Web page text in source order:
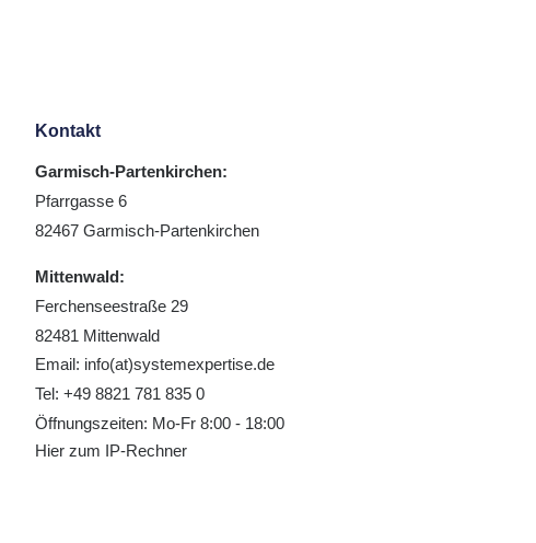
Kontakt
Garmisch-Partenkirchen:
Pfarrgasse 6
82467 Garmisch-Partenkirchen
Mittenwald:
Ferchenseestraße 29
82481 Mittenwald
Email: info(at)systemexpertise.de
Tel: +49 8821 781 835 0
Öffnungszeiten: Mo-Fr 8:00 - 18:00
Hier zum IP-Rechner